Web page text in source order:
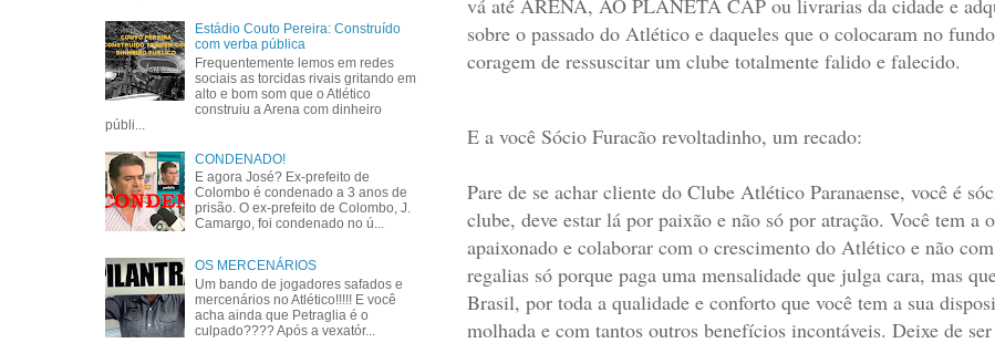
sobre o passado do Atlético e daqueles que o colocaram no
coragem de ressuscitar um clube totalmente falido e falecido.
E a você Sócio Furacão revoltadinho, um recado:
Pare de se achar cliente do Clube Atlético Paranaense, você é
clube, deve estar lá por paixão e não só por atração. Você tem a
apaixonado e colaborar com o crescimento do Atlético e não
regalias só porque paga uma mensalidade que julga cara, mas
Brasil, por toda a qualidade e conforto que você tem a sua
molhada e com tantos outros benefícios incontáveis. Deixe de
Estádio Couto Pereira: Construído
com verba pública
Frequentemente lemos em redes
sociais as torcidas rivais gritando em
alto e bom som que o Atlético
construiu a Arena com dinheiro
públi...
CONDENADO!
E agora José? Ex-prefeito de
Colombo é condenado a 3 anos de
prisão. O ex-prefeito de Colombo, J.
Camargo, foi condenado no ú...
OS MERCENÁRIOS
Um bando de jogadores safados e
mercenários no Atlético!!!!! E você
acha ainda que Petraglia é o
culpado???? Após a vexatór...